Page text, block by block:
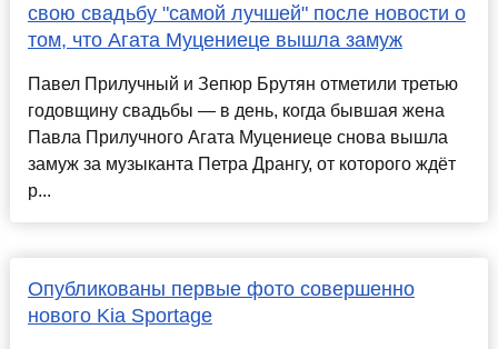
свою свадьбу "самой лучшей" после новости о
том, что Агата Муцениеце вышла замуж
Павел Прилучный и Зепюр Брутян отметили третью
годовщину свадьбы — в день, когда бывшая жена
Павла Прилучного Агата Муцениеце снова вышла
замуж за музыканта Петра Дрангу, от которого ждёт
р...
Опубликованы первые фото совершенно
нового Kia Sportage